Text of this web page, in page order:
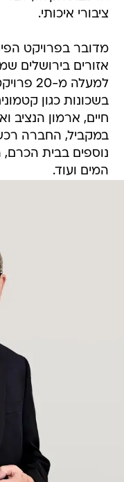
ציבורי איכותי.
מדובר בפרויקט
אזורים בירושלים
למעלה
בשכונות כגון
חיים, ארמון הנציב
במקביל, החברה
נוספים בבית
המים ועוד.